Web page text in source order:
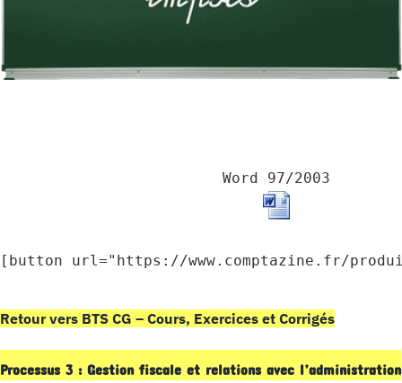
Word 97/2003
[button url="https://www.comptazine.fr/
Retour vers BTS CG – Cours, Exercices et Corrigés
Processus 3 : Gestion fiscale et relations avec l’administration